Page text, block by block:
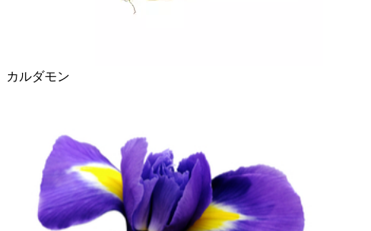
カルダモン